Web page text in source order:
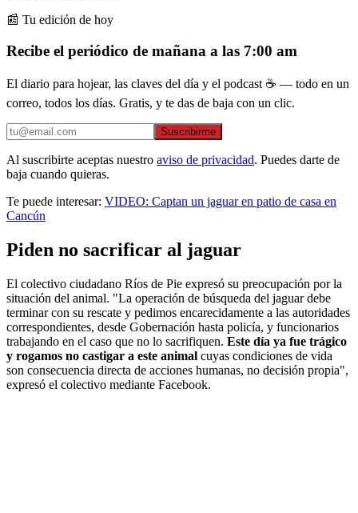
📰 Tu edición de hoy
Recibe el periódico de mañana a las 7:00 am
El diario para hojear, las claves del día y el podcast ☕ — todo en un
correo, todos los días. Gratis, y te das de baja con un clic.
Suscribirme
Al suscribirte aceptas nuestro aviso de privacidad. Puedes darte de
baja cuando quieras.
Te puede interesar: VIDEO: Captan un jaguar en patio de casa en
Cancún
Piden no sacrificar al jaguar
El colectivo ciudadano Ríos de Pie expresó su preocupación por la
situación del animal. "La operación de búsqueda del jaguar debe
terminar con su rescate y pedimos encarecidamente a las autoridades
correspondientes, desde Gobernación hasta policía, y funcionarios
trabajando en el caso que no lo sacrifiquen. Este día ya fue trágico
y rogamos no castigar a este animal cuyas condiciones de vida
son consecuencia directa de acciones humanas, no decisión propia",
expresó el colectivo mediante Facebook.